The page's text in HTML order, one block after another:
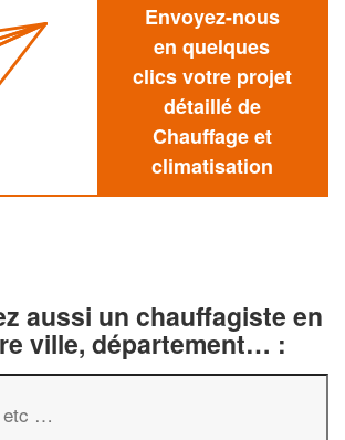
Envoyez-nous
en quelques
clics votre projet
détaillé de
Chauffage et
climatisation
aussi un chauffagiste en
ville, département… :